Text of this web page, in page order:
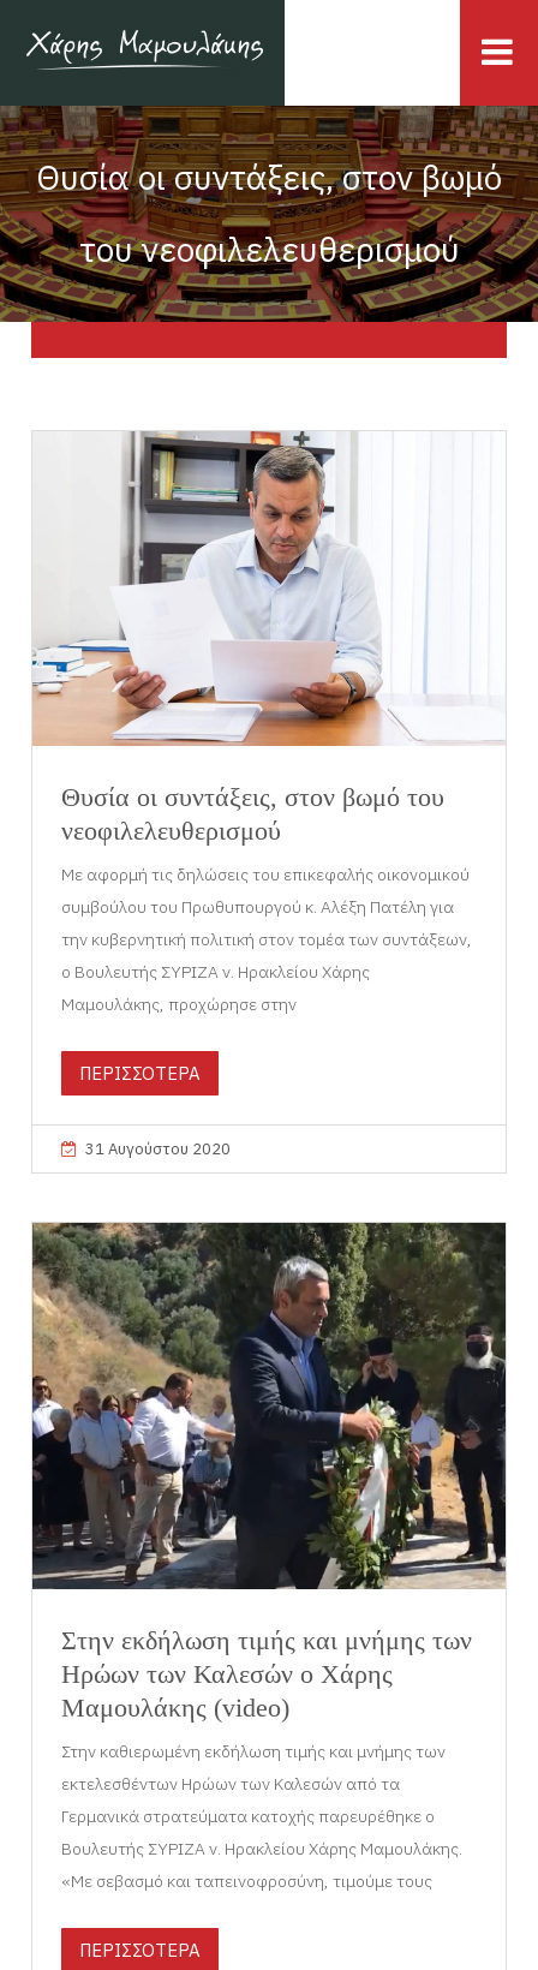
Θυσία οι συντάξεις, στον βωμό
του νεοφιλελευθερισμού
Θυσία οι συντάξεις, στον βωμό του
νεοφιλελευθερισμού
Με αφορμή τις δηλώσεις του επικεφαλής οικονομικού
συμβούλου του Πρωθυπουργού κ. Aλέξη Πατέλη για
την κυβερνητική πολιτική στον τομέα των συντάξεων,
ο Βουλευτής ΣΥΡΙΖΑ ν. Ηρακλείου Χάρης
Μαμουλάκης, προχώρησε στην
ΠΕΡΙΣΣΟΤΕΡΑ
31 Αυγούστου 2020
Στην εκδήλωση τιμής και μνήμης των
Ηρώων των Καλεσών ο Χάρης
Μαμουλάκης (video)
Στην καθιερωμένη εκδήλωση τιμής και μνήμης των
εκτελεσθέντων Ηρώων των Καλεσών από τα
Γερμανικά στρατεύματα κατοχής παρευρέθηκε ο
Βουλευτής ΣΥΡΙΖΑ ν. Ηρακλείου Χάρης Μαμουλάκης.
«Με σεβασμό και ταπεινοφροσύνη, τιμούμε τους
ΠΕΡΙΣΣΟΤΕΡΑ